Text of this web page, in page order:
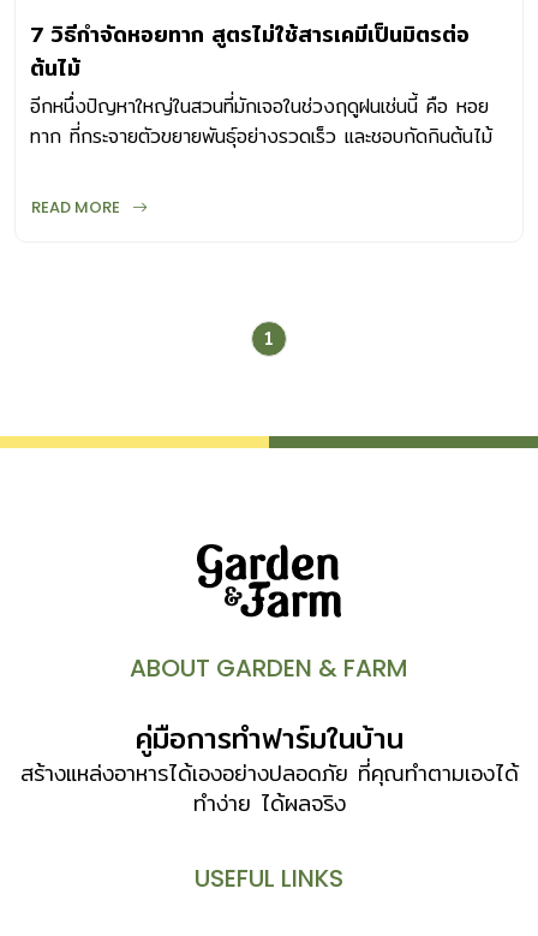
ให้เป็นประโยชน์ ดังนี้ ปัญหาทากและหอยทากรบกวนช่วงหน้าฝน
จะหมดไปหากลองนำวิธีเหล่านี้ไปใช้ แต่อย่าลืมว่าสัตว์เหล่านี้
ขยายพันธุ์ได้ง่ายและมีจำนวนมากเมื่อมีสภาพแวดล้อมเหมาะสม
ทางที่ดีควรหมั่นดูแล สังเกตแปลงต้นไม้ภายในบ้านอย่าง
จารีต สั่งซื้อออนไลน์ได้ที่
7 วิธีกำจัดหอยทาก สูตรไม่ใช้สารเคมีเป็นมิตรต่อ
ต้นไม้
อีกหนึ่งปัญหาใหญ่ในสวนที่มักเจอในช่วงฤดูฝนเช่นนี้ คือ หอย
ทาก ที่กระจายตัวขยายพันธุ์อย่างรวดเร็ว และชอบกัดกินต้นไม้
กลายเป็นศัตรูพืชตัวร้ายที่ต้องกำจัดให้สิ้น ธรรมชาติหอยทากจะ
ที่รักต้นไม้เป็นชีวิตจิตใจคงไม่ชอบใจนัก เพราะหอยทากกินพืชเป็น
อาหารและต้นไม้ในสวนคืออาหารอันโอชะของมันเลยทีเดียว วันนี้
มีวิธีง่ายๆ ดังนี้ 1 เก็บไปโยนทิ้ง เป็นวิธีเบสิกที่ทำได้ง่ายแต่ต้อง
ใบไม้ให้สิ้นซาก เพื่อป้องกันการวางไข่ซ้ำ ซึ่งหอยทากสามารถ
วางไข่เป็นกลุ่ม กลุ่มละ 200-300 ฟองเลยทีเดียว 2 ใช้
เปลือกไข่ อีกหนึ่งวิธีเบสิกคือการใช้เปลือกไข่ไก่หรือไข่เป็ดที่ใช้
แห้ง แล้วบดให้เป็นชิ้นละเอียดโรยรอบๆ แปลงปลูกต้นไม้ ผิวของ
ทากมีความบางมาก พวกมันจึงจะไม่มาเข้าใกล้สวนสวยอีก 3
เกลือ นอกจากผิวหอยทากจะบางแล้ว ยังไม่ชอบความความเค็ม
อีกด้วย เกลือจึงเป็นหนึ่งในเครื่องมือกำจัดหอยทากสูตรออร์แกนิ
หรือละลายน้ำแล้วฉีดพ่นใส่ตัวหอยทากโดยตรง ความเค็มของ
READ MORE
1
ABOUT GARDEN & FARM
คู่มือการทำฟาร์มในบ้าน
สร้างแหล่งอาหารได้เองอย่างปลอดภัย ที่คุณทำตามเองได้
ทำง่าย ได้ผลจริง
USEFUL LINKS